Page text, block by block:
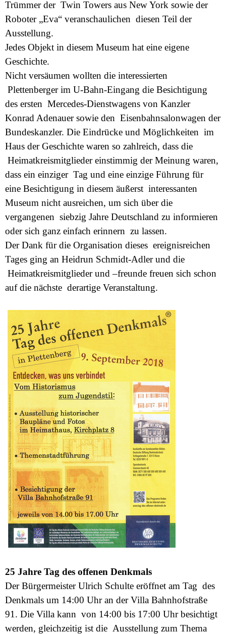
Trümmer der Twin Towers aus New York sowie der
Roboter „Eva“ veranschaulichen diesen Teil der
Ausstellung.
Jedes Objekt in diesem Museum hat eine eigene
Geschichte.
Nicht versäumen wollten die interessierten
Plettenberger im U-Bahn-Eingang die Besichtigung
des ersten Mercedes-Dienstwagens von Kanzler
Konrad Adenauer sowie den Eisenbahnsalonwagen der
Bundeskanzler. Die Eindrücke und Möglichkeiten im
Haus der Geschichte waren so zahlreich, dass die
Heimatkreismitglieder einstimmig der Meinung waren,
dass ein einziger Tag und eine einzige Führung für
eine Besichtigung in diesem äußerst interessanten
Museum nicht ausreichen, um sich über die
vergangenen siebzig Jahre Deutschland zu informieren
oder sich ganz einfach erinnern zu lassen.
Der Dank für die Organisation dieses ereignisreichen
Tages ging an Heidrun Schmidt-Adler und die
Heimatkreismitglieder und –freunde freuen sich schon
auf die nächste derartige Veranstaltung.
25 Jahre Tag des offenen Denkmals
Der Bürgermeister Ulrich Schulte eröffnet am Tag des
Denkmals um 14:00 Uhr an der Villa Bahnhofstraße
91. Die Villa kann von 14:00 bis 17:00 Uhr besichtigt
werden, gleichzeitig ist die Ausstellung zum Thema